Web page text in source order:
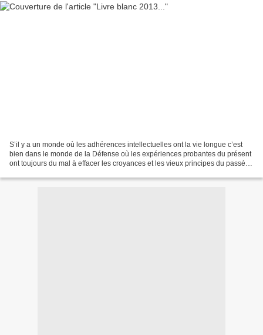
S’il y a un monde où les adhérences intellectuelles ont la vie longue c’est
bien dans le monde de la Défense où les expériences probantes du présent
ont toujours du mal à effacer les croyances et les vieux principes du passé.